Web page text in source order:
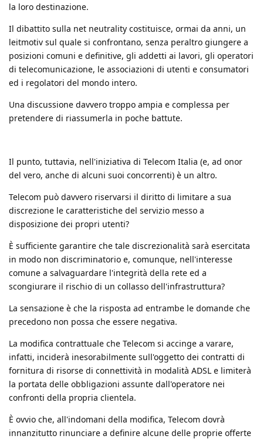
la loro destinazione.
Il dibattito sulla net neutrality costituisce, ormai da anni, un
leitmotiv sul quale si confrontano, senza peraltro giungere a
posizioni comuni e definitive, gli addetti ai lavori, gli operatori
di telecomunicazione, le associazioni di utenti e consumatori
ed i regolatori del mondo intero.
Una discussione davvero troppo ampia e complessa per
pretendere di riassumerla in poche battute.
Il punto, tuttavia, nell'iniziativa di Telecom Italia (e, ad onor
del vero, anche di alcuni suoi concorrenti) è un altro.
Telecom può davvero riservarsi il diritto di limitare a sua
discrezione le caratteristiche del servizio messo a
disposizione dei propri utenti?
È sufficiente garantire che tale discrezionalità sarà esercitata
in modo non discriminatorio e, comunque, nell'interesse
comune a salvaguardare l'integrità della rete ed a
scongiurare il rischio di un collasso dell'infrastruttura?
La sensazione è che la risposta ad entrambe le domande che
precedono non possa che essere negativa.
La modifica contrattuale che Telecom si accinge a varare,
infatti, inciderà inesorabilmente sull'oggetto dei contratti di
fornitura di risorse di connettività in modalità ADSL e limiterà
la portata delle obbligazioni assunte dall'operatore nei
confronti della propria clientela.
È ovvio che, all'indomani della modifica, Telecom dovrà
innanzitutto rinunciare a definire alcune delle proprie offerte